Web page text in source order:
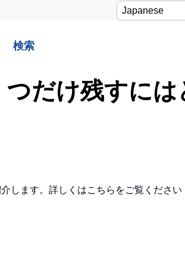
検索
だけ残すには
します。詳しくはこちらをご覧ください